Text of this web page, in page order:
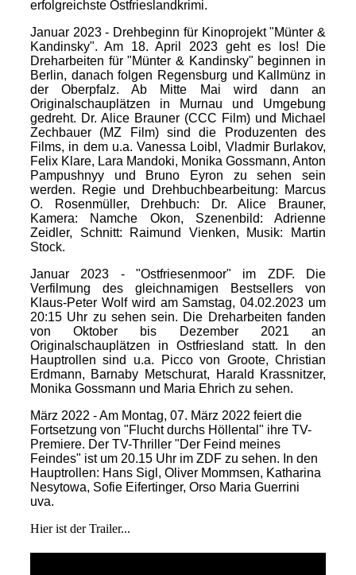
erfolgreichste Ostfrieslandkrimi.
Januar 2023 - Drehbeginn für Kinoprojekt "Münter &
Kandinsky". Am 18. April 2023 geht es los! Die
Dreharbeiten für "Münter & Kandinsky" beginnen in
Berlin, danach folgen Regensburg und Kallmünz in
der Oberpfalz. Ab Mitte Mai wird dann an
Originalschauplätzen in Murnau und Umgebung
gedreht. Dr. Alice Brauner (CCC Film) und Michael
Zechbauer (MZ Film) sind die Produzenten des
Films, in dem u.a. Vanessa Loibl, Vladmir Burlakov,
Felix Klare, Lara Mandoki, Monika Gossmann, Anton
Pampushnyy und Bruno Eyron zu sehen sein
werden. Regie und Drehbuchbearbeitung: Marcus
O. Rosenmüller, Drehbuch: Dr. Alice Brauner,
Kamera: Namche Okon, Szenenbild: Adrienne
Zeidler, Schnitt: Raimund Vienken, Musik: Martin
Stock.
Januar 2023 - "Ostfriesenmoor" im ZDF. Die
Verfilmung des gleichnamigen Bestsellers von
Klaus-Peter Wolf wird am Samstag, 04.02.2023 um
20:15 Uhr zu sehen sein. Die Dreharbeiten fanden
von Oktober bis Dezember 2021 an
Originalschauplätzen in Ostfriesland statt. In den
Hauptrollen sind u.a. Picco von Groote, Christian
Erdmann, Barnaby Metschurat, Harald Krassnitzer,
Monika Gossmann und Maria Ehrich zu sehen.
März 2022 - Am Montag, 07. März 2022 feiert die
Fortsetzung von "Flucht durchs Höllental" ihre TV-
Premiere. Der TV-Thriller "Der Feind meines
Feindes" ist um 20.15 Uhr im ZDF zu sehen. In den
Hauptrollen: Hans Sigl, Oliver Mommsen, Katharina
Nesytowa, Sofie Eifertinger, Orso Maria Guerrini
uva.
Hier ist der Trailer...